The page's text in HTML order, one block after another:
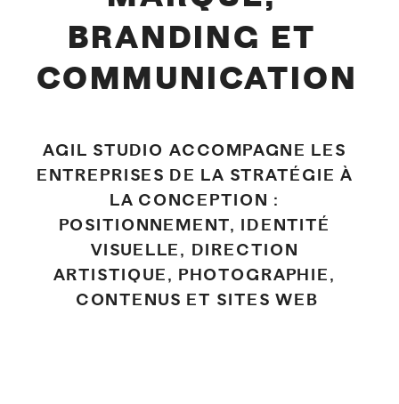
BRANDING ET
COMMUNICATION
AGIL STUDIO ACCOMPAGNE LES
ENTREPRISES DE LA STRATÉGIE À
LA CONCEPTION :
POSITIONNEMENT, IDENTITÉ
VISUELLE, DIRECTION
ARTISTIQUE, PHOTOGRAPHIE,
CONTENUS ET SITES WEB